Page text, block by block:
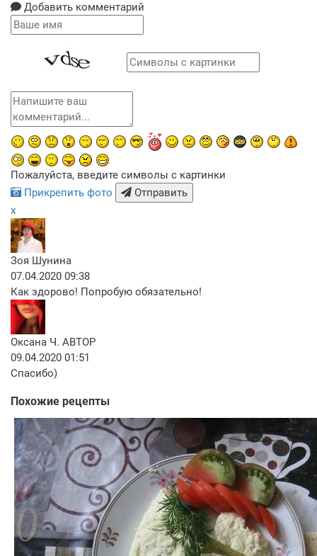
Добавить комментарий
Пожалуйста, введите символы с картинки
Прикрепить фото
Отправить
x
Зоя Шунина
07.04.2020 09:38
Как здорово! Попробую обязательно!
Оксана Ч. АВТОР
09.04.2020 01:51
Спасибо)
Похожие рецепты